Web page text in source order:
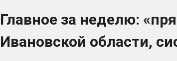
Главное за неделю:
Ивановской области,